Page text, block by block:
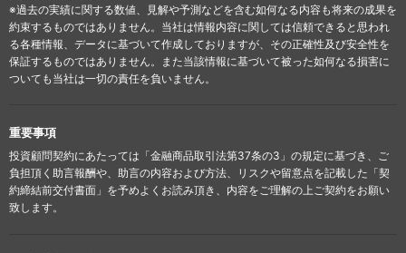
※過去の実績に関する数値、見解や予測などを含む如何なる内容も将来の成果を
約束するものではありません。当社は情報内容に関しては信頼できると思われ
る各種情報、データに基づいて作成しておりますが、その正確性及び安全性を
保証するものではありません。また当該情報に基づいて被った如何なる損害に
ついても当社は一切の責任を負いません。
重要事項
投資顧問契約にあたっては「金融商品取引法第37条の3」の規定に基づき、ご
負担頂く助言報酬や、助言の内容および方法、リスクや留意点を記載した「契
約締結前交付書面」を予めよくお読み頂き、内容をご理解の上ご契約をお願い
致します。